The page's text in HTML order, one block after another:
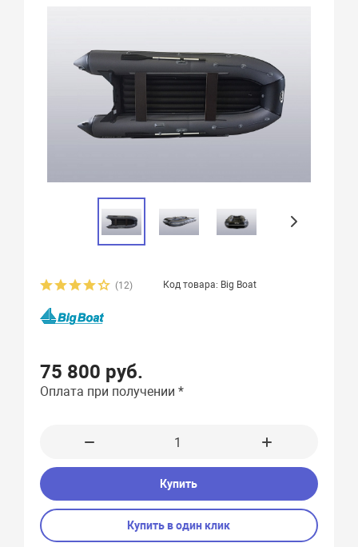
(12) Код товара: Big Boat
75 800 руб.
Оплата при получении *
Купить
Купить в один клик